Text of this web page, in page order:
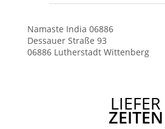
Namaste India 06886
Dessauer Straße 93
06886 Lutherstadt Wittenberg
LIEFER
ZEITEN